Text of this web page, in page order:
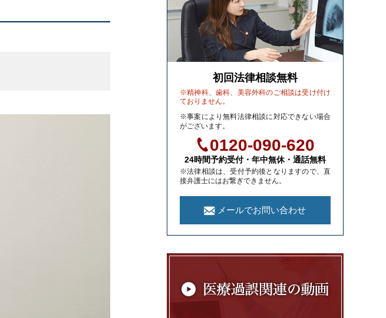
初回法律相談無料
※精神科、歯科、美容外科のご相談は受け付け
ておりません。
※事案により無料法律相談に対応できない場合
がございます。
0120-090-620
24時間予約受付・年中無休・通話無料
※法律相談は、受付予約後となりますので、直
接弁護士にはお繋ぎできません。
メールでお問い合わせ